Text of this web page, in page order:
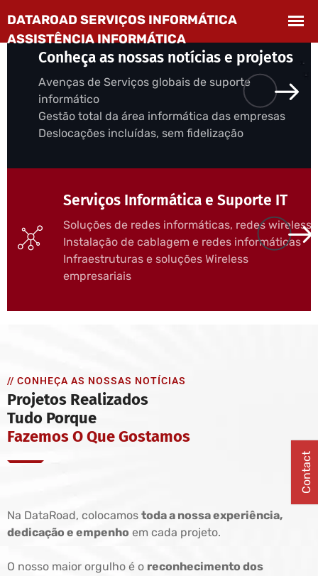
Conheça as nossas notícias e projetos
Avenças de Serviços globais de suporte
informático
Gestão total da área informática das empresas
Deslocações incluídas, sem fidelização
Serviços Informática e Suporte IT
Soluções de redes informáticas, redes wireless
Instalação de cablagem e redes informáticas
Infraestruturas e soluções Wireless
empresariais
// CONHEÇA AS NOSSAS NOTÍCIAS
Projetos Realizados
Tudo Porque
Fazemos O Que Gostamos
Na DataRoad, colocamos toda a nossa experiência,
dedicação e empenho em cada projeto.
O nosso maior orgulho é o reconhecimento dos
Contact